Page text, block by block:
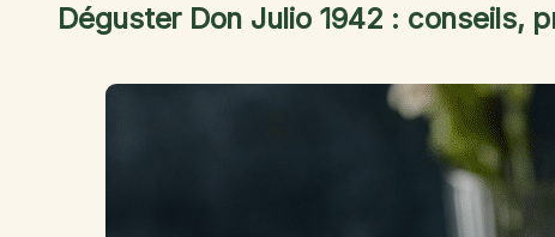
Déguster Don Julio 1942 : conseils,